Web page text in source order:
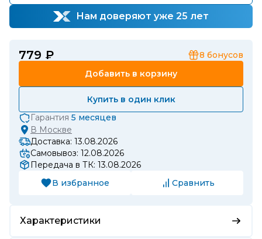
Нам доверяют уже 25 лет
779 ₽ 8 бонусов
Добавить в корзину
Купить в один клик
Гарантия 5 месяцев
В Москве
Доставка: 13.08.2026
Самовывоз: 12.08.2026
Передача в ТК: 13.08.2026
В избранное
Сравнить
Характеристики